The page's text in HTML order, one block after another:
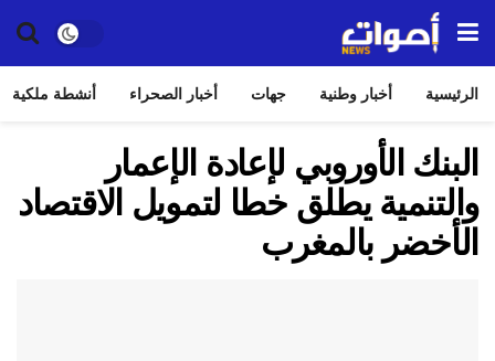
الرئيسية أخبار وطنية جهات أخبار الصحراء أنشطة ملكية
البنك الأوروبي لإعادة الإعمار
والتنمية يطلق خطا لتمويل الاقتصاد
الأخضر بالمغرب